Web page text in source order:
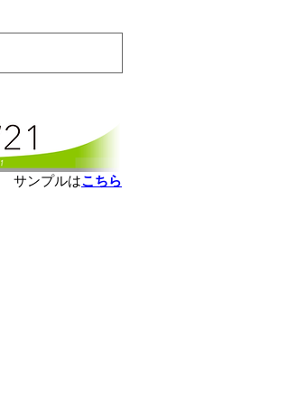
サンプルはこちら